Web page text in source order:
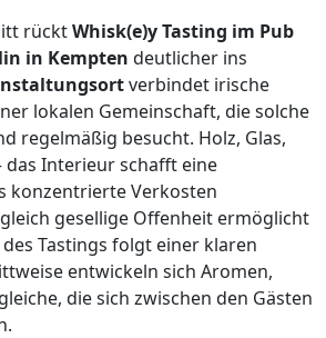
rücktWhisk(e)y Tasting im Pub
in Kempten deutlicher ins
verbindet irische
lokalen Gemeinschaft, die solche
regelmäßig besucht. Holz, Glas,
das Interieur schafft eine
konzentrierte Verkosten
gesellige Offenheit ermöglicht
Tastings folgt einer klaren
entwickeln sich Aromen,
die sich zwischen den Gästen